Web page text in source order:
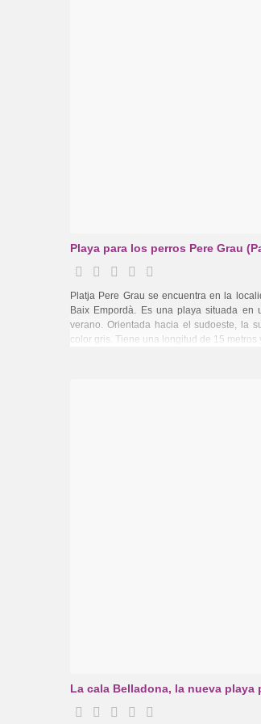
Playa para los perros Pere Grau
Platja Pere Grau se encuentra en la
Baix Empordà. Es una playa situada
verano. Orientada hacia el sudoeste, la
color gris. Tiene una longitud de 15 metros
La cala Belladona, la nueva playa